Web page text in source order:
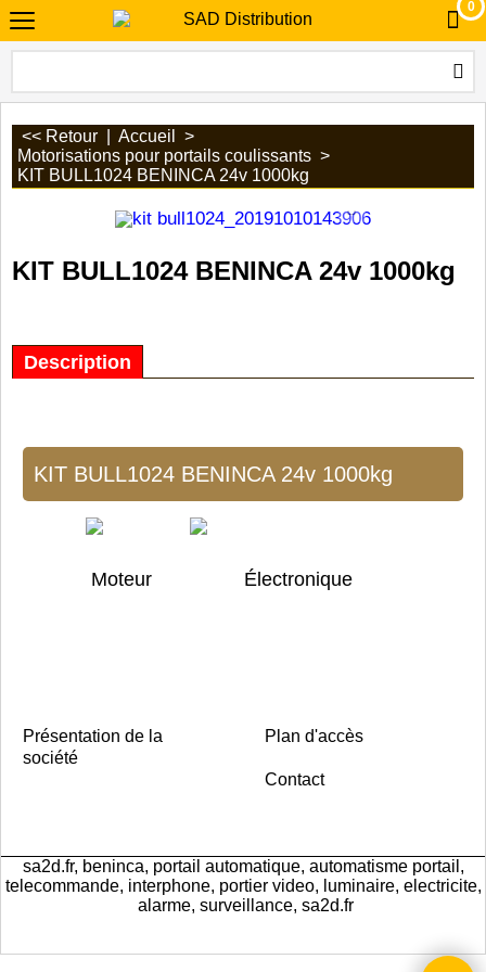
0
<< Retour Accueil
>
Motorisations pour portails coulissants >
KIT BULL1024 BENINCA 24v 1000kg
KIT BULL1024 BENINCA 24v 1000kg
Description
KIT BULL1024 BENINCA 24v 1000kg
Moteur Électronique
Présentation de la
société
Plan d'accès
Contact
sa2d.fr, beninca, portail automatique, automatisme portail,
telecommande, interphone, portier video, luminaire, electricite,
alarme, surveillance, sa2d.fr